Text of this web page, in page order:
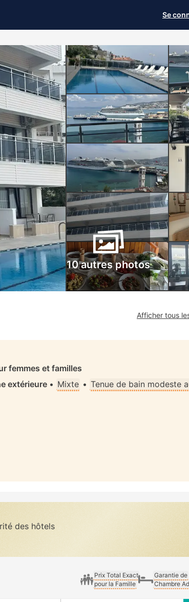
Se
10 autres photos
Afficher tous
femmes et familles
extérieure • Mixte • Tenue de bain modeste
des hôtels
Prix Total Exact
pour la Famille
Garantie de
Chambre